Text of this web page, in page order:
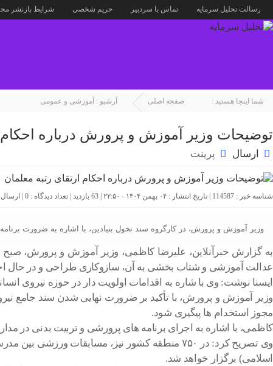
رسالت تحلیل سرمایه تماس با سردبیر حریم شخصی شرایط بازنشر
شما اینجا هستید : صفحه اصلی آرشیو : آموزشی و عمومی
توضیحات وزیر آموزش و پرورش درباره احکام
ارسال پرینت
شناسه خبر : 114587 | تاریخ انتشار : ۰۴ بهمن ۱۴۰۴ - ۲۲:۵۰ | 63 بازدید | تعداد دیدگاه : 0
|
وزیر آموزش و پرورش، در کارگروه سند تحول بنیادین، با اشاره به ضرورت
عدالت آموزشی و شتاب بخشی به آن، سازوکاری طراحی و در حال
ایسنا نوشت: وی با شاره به اقدامات اولویت دار در حوزه نیروی
وزیر آموزش و پرورش، با تأکید بر ضرورت نهایی شدن سند جامع
مجوز استخدام ها پیگیری شود.
کاظمی، با اشاره به اجرای برنامه های پرورشی و تربیت بدنی در
اسلامی) برگزار خواهد شد.